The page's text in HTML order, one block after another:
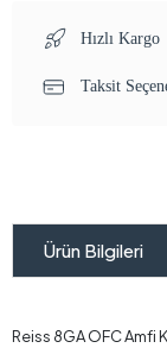
Hızlı Kargo
Taksit
Ürün Bilgileri
Reiss 8GA OFC Amfi